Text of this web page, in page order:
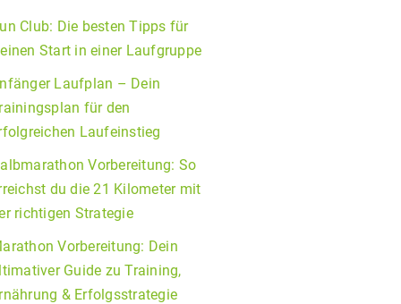
Club: Die besten Tipps für
Start in einer Laufgruppe
Laufplan – Dein
für den
Laufeinstieg
Vorbereitung: So
du die 21 Kilometer mit
richtigen Strategie
Vorbereitung: Dein
Guide zu Training,
& Erfolgsstrategie